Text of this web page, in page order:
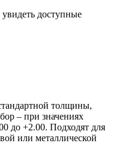
доступные
толщины,
– при значениях
до +2.00. Подходят для
или металлической